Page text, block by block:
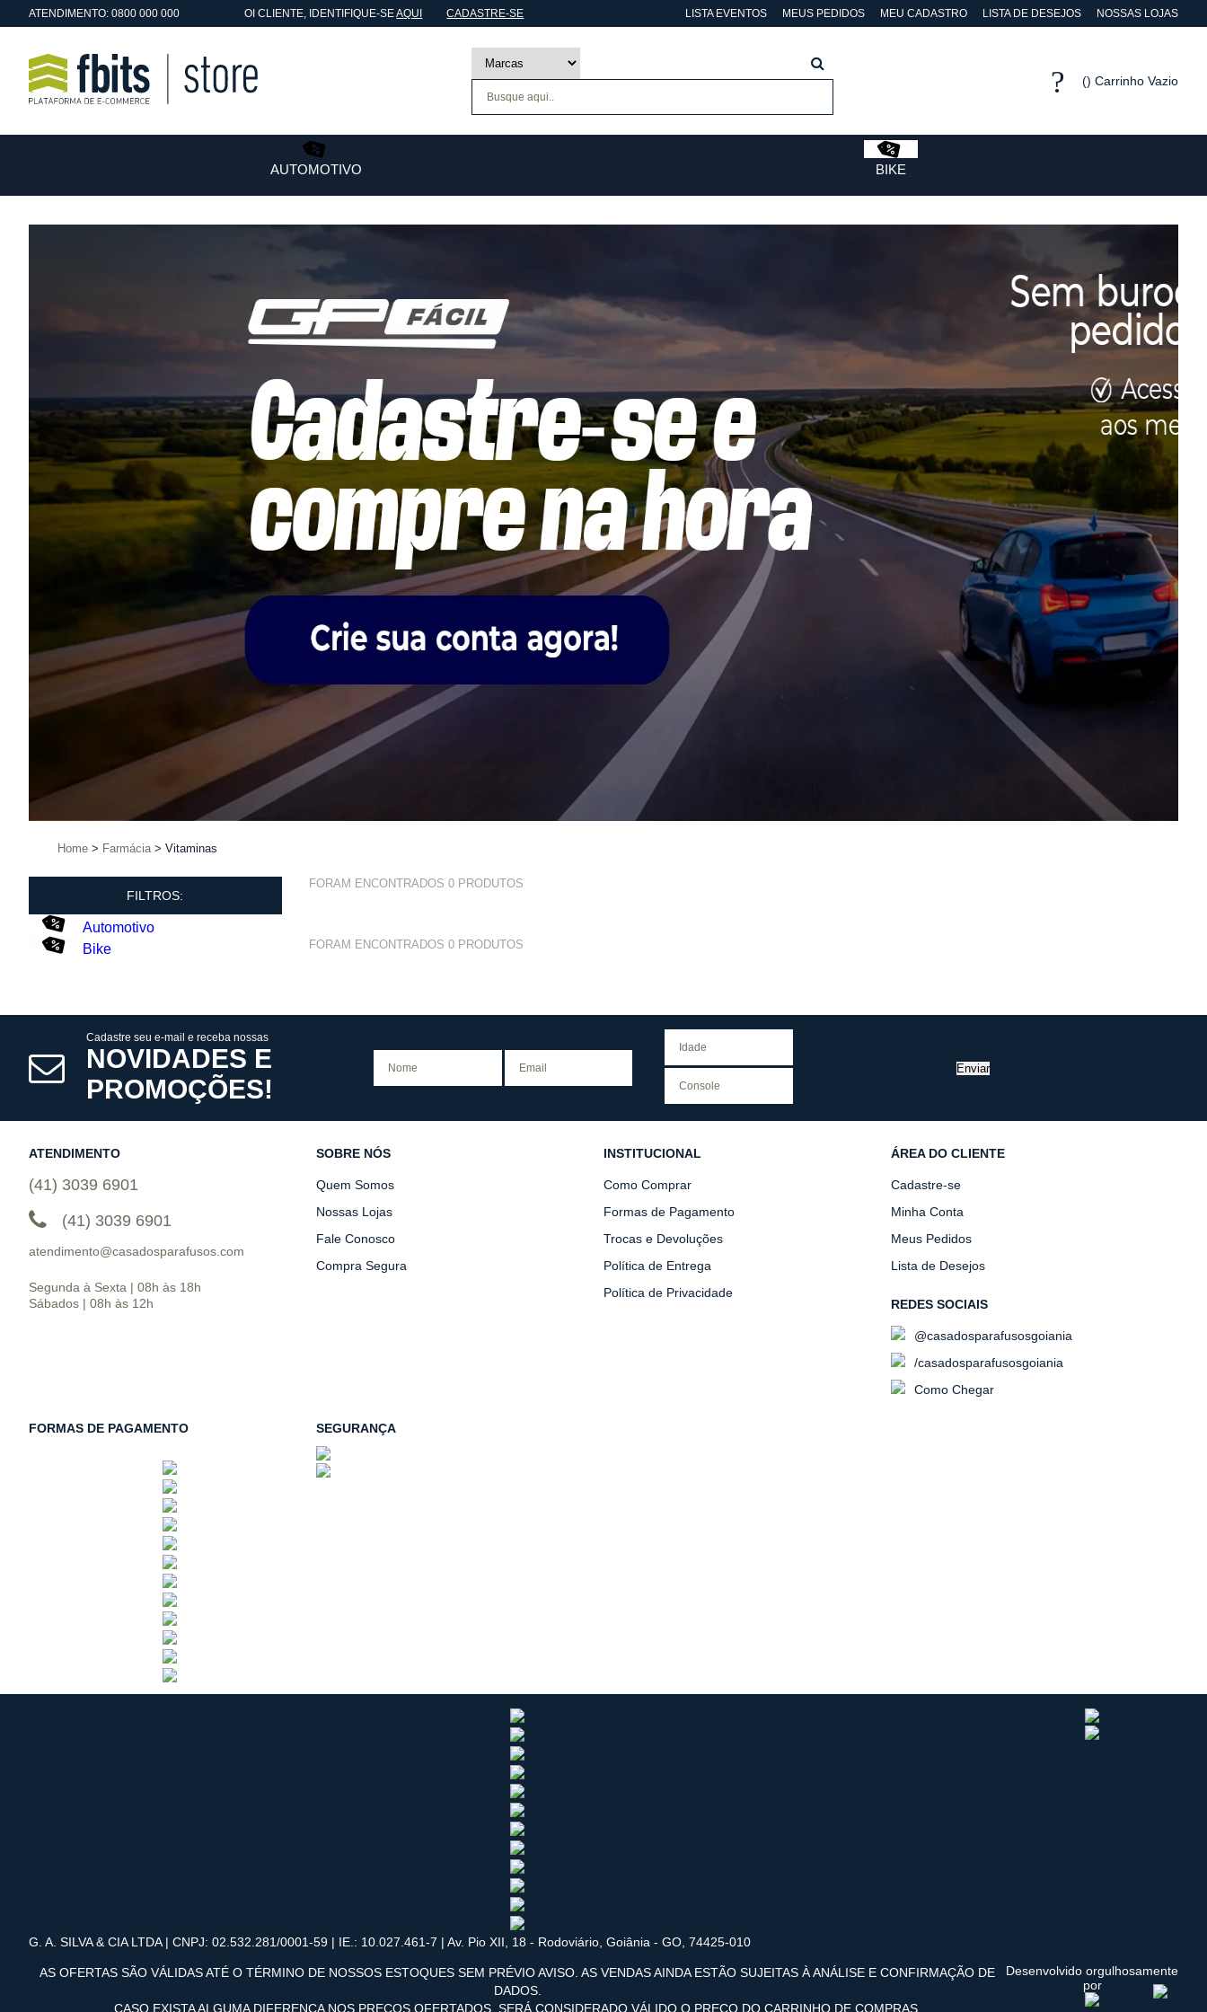
ATENDIMENTO: 0800 000 000 OICLIENTE, IDENTIFIQUE-SEAQUI CADASTRE-SE LISTA EVENTOS MEUS PEDIDOS MEU CADASTRO LISTA DE DESEJOS NOSSAS LOJAS
Carrinho Vazio
AUTOMOTIVO BIKE
Home Farmácia Vitaminas
FILTROS:
Automotivo
Bike
FORAM ENCONTRADOS 0PRODUTOS
FORAM ENCONTRADOS 0PRODUTOS
Cadastre seu e-mail e receba nossas
NOVIDADES E
PROMOÇÕES!
Enviar
ATENDIMENTO
(41) 3039 6901
(41) 3039 6901
atendimento@casadosparafusos.com
Segunda à Sexta | 08h às 18h
Sábados | 08h às 12h
SOBRE NÓS
Quem Somos
Nossas Lojas
Fale Conosco
Compra Segura
INSTITUCIONAL
Como Comprar
Formas de Pagamento
Trocas e Devoluções
Política de Entrega
Política de Privacidade
ÁREA DO CLIENTE
Cadastre-se
Minha Conta
Meus Pedidos
Lista de Desejos
REDES SOCIAIS
@casadosparafusosgoiania
/casadosparafusosgoiania
Como Chegar
FORMAS DE PAGAMENTO SEGURANÇA
G. A. SILVA & CIA LTDA | CNPJ: 02.532.281/0001-59 | IE.: 10.027.461-7 | Av. Pio XII, 18 - Rodoviário, Goiânia - GO, 74425-010
AS OFERTAS SÃO VÁLIDAS ATÉ O TÉRMINO DE NOSSOS ESTOQUES SEM PRÉVIO AVISO. AS VENDAS AINDA ESTÃO SUJEITAS À ANÁLISE E CONFIRMAÇÃO DE
DADOS.
CASO EXISTA ALGUMA DIFERENÇA NOS PREÇOS OFERTADOS, SERÁ CONSIDERADO VÁLIDO O PREÇO DO CARRINHO DE COMPRAS.
Desenvolvido orgulhosamente
por